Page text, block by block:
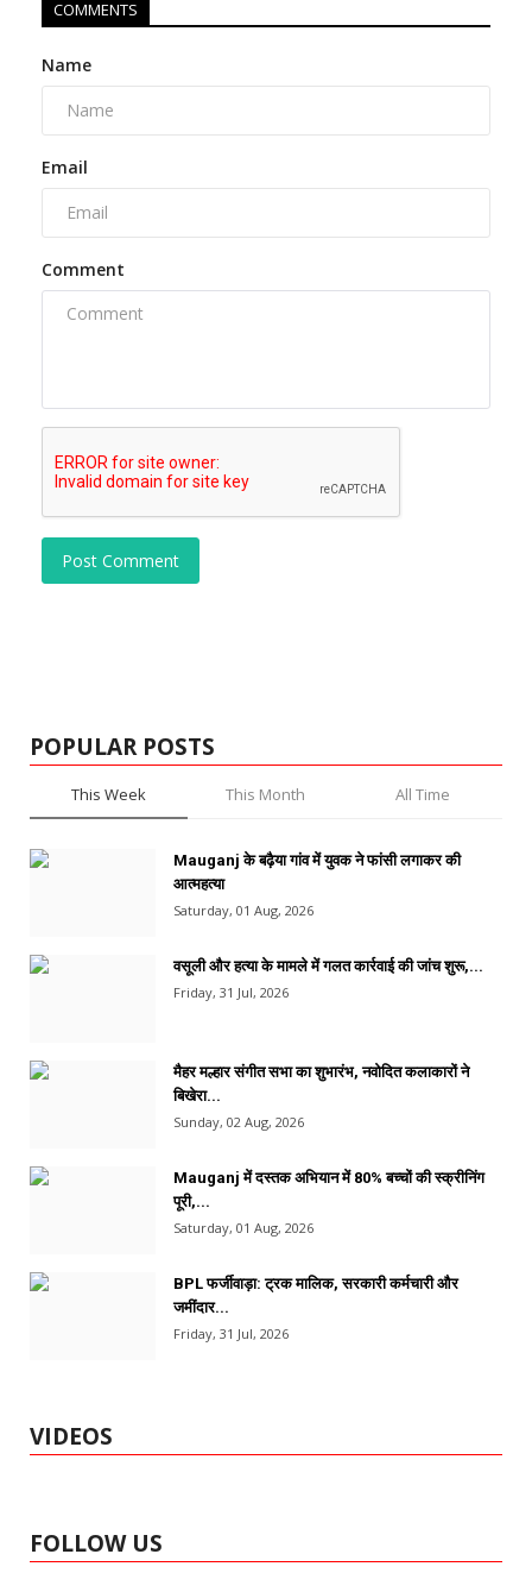
COMMENTS
Name
Email
Comment
Post Comment
POPULAR POSTS
This Week This Month All Time
Mauganj के बढ़ैया गांव में युवक ने फांसी लगाकर की
आत्महत्या
Saturday, 01 Aug, 2026
वसूली और हत्या के मामले में गलत कार्रवाई की जांच शुरू,...
Friday, 31 Jul, 2026
मैहर मल्हार संगीत सभा का शुभारंभ, नवोदित कलाकारों ने
बिखेरा...
Sunday, 02 Aug, 2026
Mauganj में दस्तक अभियान में 80% बच्चों की स्क्रीनिंग
पूरी,...
Saturday, 01 Aug, 2026
BPL फर्जीवाड़ा: ट्रक मालिक, सरकारी कर्मचारी और
जमींदार...
Friday, 31 Jul, 2026
VIDEOS
FOLLOW US